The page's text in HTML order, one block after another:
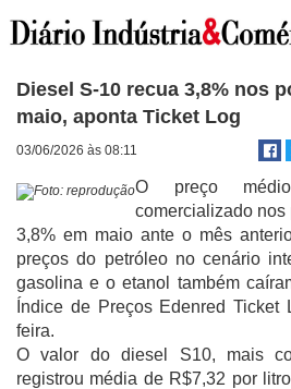
Diesel S-10 recua 3,8% nos
maio, aponta Ticket Log
03/06/2026 às 08:11
Foto: reproduçãoO preço
comercializado nos
3,8% em maio ante o mês
preços do petróleo no cenário
gasolina e o etanol também
Índice de Preços Edenred Ticket
feira.
O valor do diesel S10, mais
registrou média de R$7,32 por